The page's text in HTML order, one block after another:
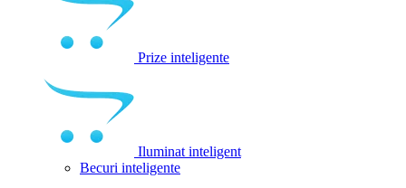
Prize inteligente
Iluminat inteligent
Becuri inteligente